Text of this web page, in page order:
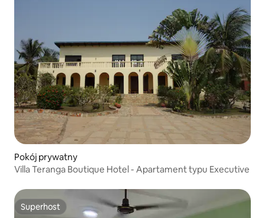
Pokój prywatny
Villa Teranga Boutique Hotel - Apartament typu Executive
Superhost
Superhost